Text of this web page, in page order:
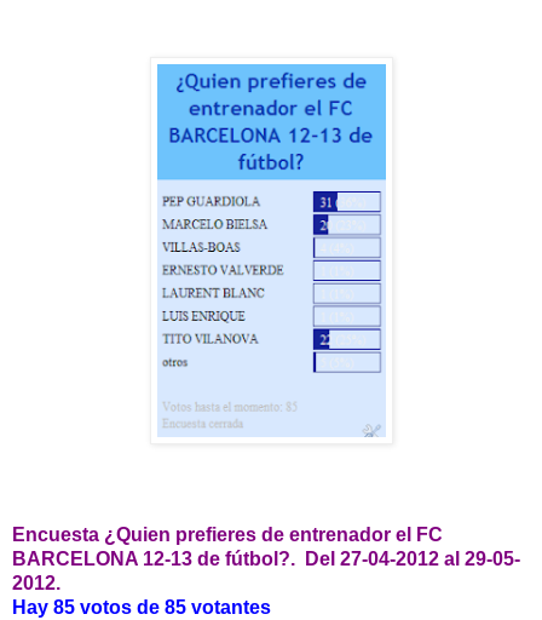
Encuesta ¿Quien prefieres de entrenador el FC
BARCELONA 12-13 de fútbol?. Del 27-04-2012 al 29-05-
2012.
Hay 85 votos de 85 votantes